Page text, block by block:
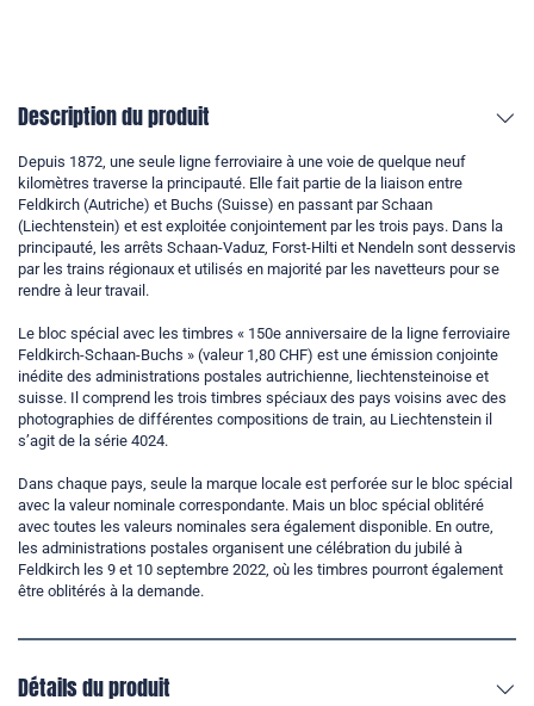
Description du produit
Depuis 1872, une seule ligne ferroviaire à une voie de quelque neuf
kilomètres traverse la principauté. Elle fait partie de la liaison entre
Feldkirch (Autriche) et Buchs (Suisse) en passant par Schaan
(Liechtenstein) et est exploitée conjointement par les trois pays. Dans la
principauté, les arrêts Schaan-Vaduz, Forst-Hilti et Nendeln sont desservis
par les trains régionaux et utilisés en majorité par les navetteurs pour se
rendre à leur travail.
Le bloc spécial avec les timbres « 150e anniversaire de la ligne ferroviaire
Feldkirch-Schaan-Buchs » (valeur 1,80 CHF) est une émission conjointe
inédite des administrations postales autrichienne, liechtensteinoise et
suisse. Il comprend les trois timbres spéciaux des pays voisins avec des
photographies de différentes compositions de train, au Liechtenstein il
s’agit de la série 4024.
Dans chaque pays, seule la marque locale est perforée sur le bloc spécial
avec la valeur nominale correspondante. Mais un bloc spécial oblitéré
avec toutes les valeurs nominales sera également disponible. En outre,
les administrations postales organisent une célébration du jubilé à
Feldkirch les 9 et 10 septembre 2022, où les timbres pourront également
être oblitérés à la demande.
Détails du produit